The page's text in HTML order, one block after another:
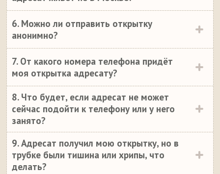
6. Можно ли отправить открытку
анонимно?
7. От какого номера телефона придёт
моя открытка адресату?
8. Что будет, если адресат не может
сейчас подойти к телефону или у него
занято?
9. Адресат получил мою открытку, но в
трубке были тишина или хрипы, что
делать?